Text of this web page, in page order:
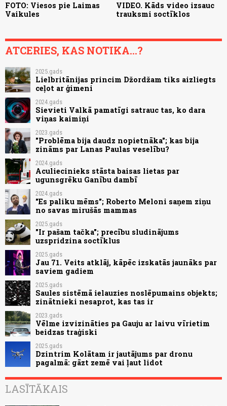
FOTO: Viesos pie Laimas
Vaikules
VIDEO. Kāds video izsauc
trauksmi soctīklos
ATCERIES, KAS NOTIKA...?
2025.gads
Lielbritānijas princim Džordžam tiks aizliegts
ceļot ar ģimeni
2024.gads
Sievieti Valkā pamatīgi satrauc tas, ko dara
viņas kaimiņi
2023.gads
"Problēma bija daudz nopietnāka"; kas bija
zināms par Lanas Paulas veselību?
2024.gads
Aculiecinieks stāsta baisas lietas par
ugunsgrēku Ganību dambī
2024.gads
"Es paliku mēms"; Roberto Meloni saņem ziņu
no savas mirušās mammas
2025.gads
"Ir pašam tačka"; precību sludinājums
uzspridzina soctīklus
2025.gads
Jau 71. Veits atklāj, kāpēc izskatās jaunāks par
saviem gadiem
2025.gads
Saules sistēmā ielauzies noslēpumains objekts;
zinātnieki nesaprot, kas tas ir
2023.gads
Vēlme izvizināties pa Gauju ar laivu vīrietim
beidzas traģiski
2025.gads
Dzintrim Kolātam ir jautājums par dronu
pagalmā: gāzt zemē vai ļaut lidot
LASĪTĀKAIS